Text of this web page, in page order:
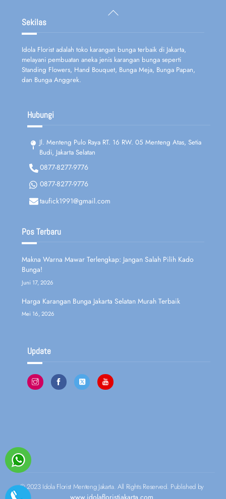
Back
Sekilas
Idola Florist adalah toko karangan bunga terbaik di Jakarta,
melayani pembuatan aneka jenis karangan bunga seperti
Standing Flowers, Hand Bouquet, Bunga Meja, Bunga Papan,
dan Bunga Anggrek.
Hubungi
Jl. Menteng Pulo Raya RT. 16 RW. 05 Menteng Atas, Setia
Budi, Jakarta Selatan
0877-8277-9776
0877-8277-9776
taufick1991@gmail.com
Pos Terbaru
Makna Warna Mawar Terlengkap: Jangan Salah Pilih Kado
Bunga!
Juni 17, 2026
Harga Karangan Bunga Jakarta Selatan Murah Terbaik
Mei 16, 2026
Update
© 2023 Idola Florist Menteng Jakarta. All Rights Reserved. Published by
www.idolafloristjakarta.com